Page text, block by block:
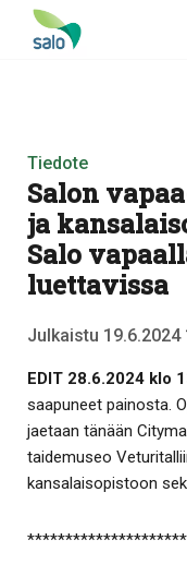
Tiedote
Salon
ja
Salo
luettavissa
Julkaistu 19.6.2024
EDIT 28.6.2024 klo
saapuneet painosta.
jaetaan tänään
taidemuseo
kansalaisopistoon